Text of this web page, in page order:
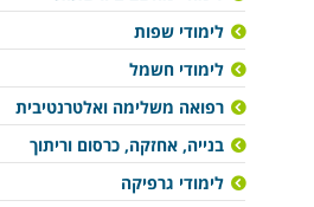
לימודי שפות
לימודי חשמל
רפואה משלימה ואלטרנטיבית
בנייה, אחזקה, כרסום וריתוך
לימודי גרפיקה